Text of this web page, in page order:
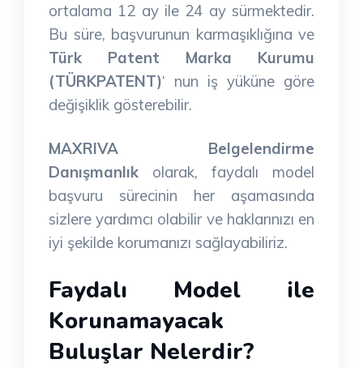
ortalama 12 ay ile 24 ay sürmektedir.
Bu süre, başvurunun karmaşıklığına ve
Türk Patent Marka Kurumu
(TÜRKPATENT)‘ nun iş yüküne göre
değişiklik gösterebilir.
MAXRIVA Belgelendirme
Danışmanlık olarak, faydalı model
başvuru sürecinin her aşamasında
sizlere yardımcı olabilir ve haklarınızı en
iyi şekilde korumanızı sağlayabiliriz.
Faydalı Model ile
Korunamayacak
Buluşlar Nelerdir?